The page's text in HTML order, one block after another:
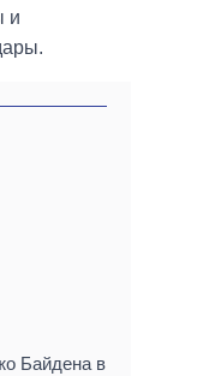
и
Байдена в